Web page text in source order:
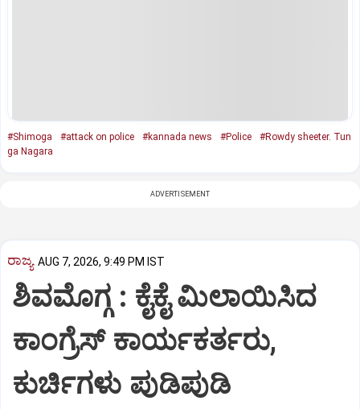
#Shimoga #attack on police #kannada news #Police
#Rowdy sheeter. Tun
ga Nagara
ADVERTISEMENT
ರಾಜ್ಯ AUG 7, 2026, 9:49 PM IST
ಶಿವಮೊಗ್ಗ : ಕೈಕೈ ಮಿಲಾಯಿಸಿದ
ಕಾಂಗ್ರೆಸ್ ಕಾರ್ಯಕರ್ತರು,
ಕುರ್ಚಿಗಳು ಪುಡಿಪುಡಿ